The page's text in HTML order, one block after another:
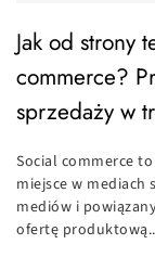
Jak od strony
commerce?
sprzedaży w
Social commerce
miejsce w mediach
mediów i
ofertę